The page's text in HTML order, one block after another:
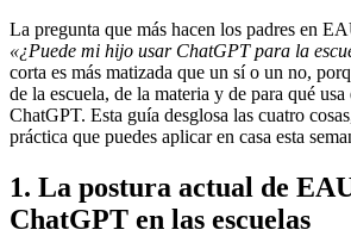
La pregunta que más hacen los padres en
«¿Puede mi hijo usar ChatGPT para la
corta es más matizada que un sí o un no,
de la escuela, de la materia y de para qué
ChatGPT. Esta guía desglosa las cuatro
práctica que puedes aplicar en casa esta
1. La postura actual de
ChatGPT en las escuelas